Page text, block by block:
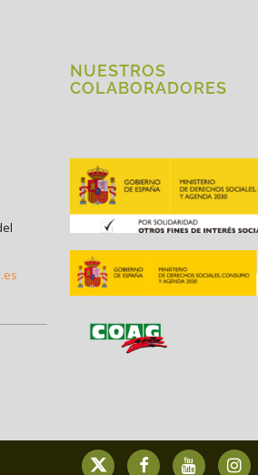
NUESTROS
COLABORADORES